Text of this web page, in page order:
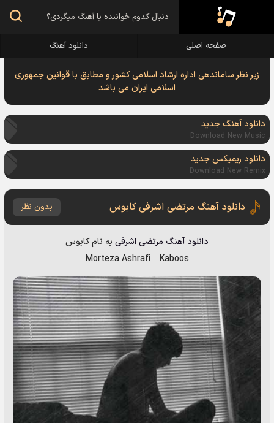
صفحه اصلی دانلود آهنگ
زیر نظر ساماندهی اداره ارشاد اسلامی کشور و مطابق با قوانین جمهوری
اسلامی ایران می باشد
دانلود آهنگ جدید
Download New Music
دانلود ریمیکس جدید
Download New Remix
دانلود آهنگ مرتضی اشرفی کابوس بدون نظر
دانلود آهنگ مرتضی اشرفی به نامکابوس
Morteza Ashrafi–Kaboos